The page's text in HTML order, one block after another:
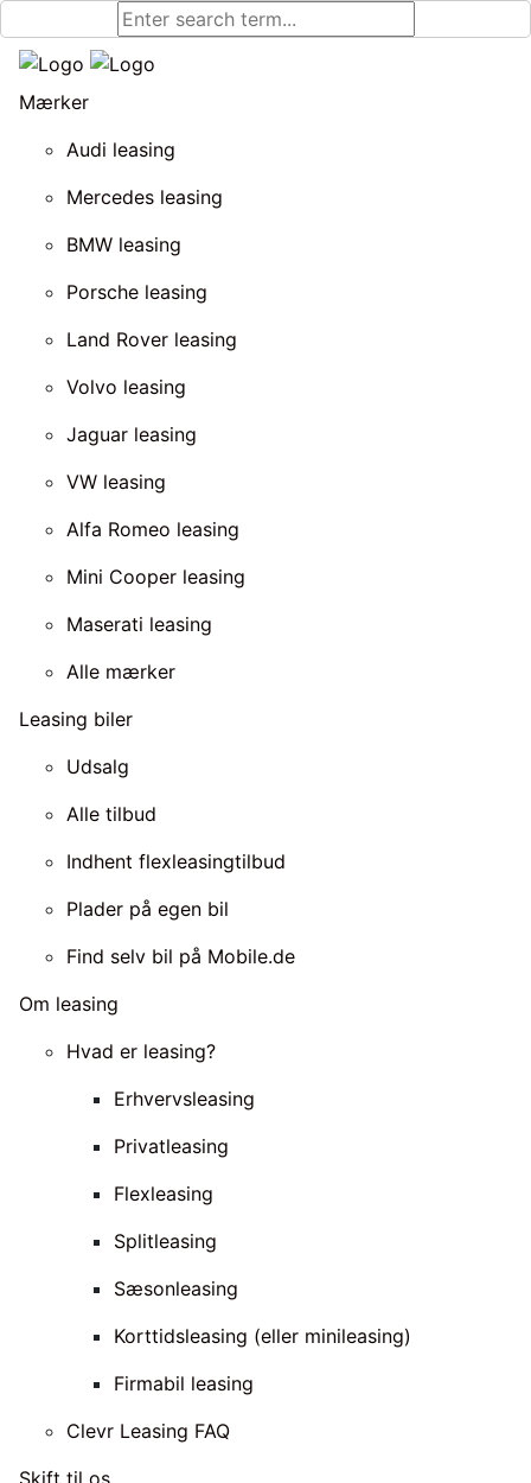
Mærker
Audi leasing
Mercedes leasing
BMW leasing
Porsche leasing
Land Rover leasing
Volvo leasing
Jaguar leasing
VW leasing
Alfa Romeo leasing
Mini Cooper leasing
Maserati leasing
Alle mærker
Leasing biler
Udsalg
Alle tilbud
Indhent flexleasingtilbud
Plader på egen bil
Find selv bil på Mobile.de
Om leasing
Hvad er leasing?
Erhvervsleasing
Privatleasing
Flexleasing
Splitleasing
Sæsonleasing
Korttidsleasing (eller minileasing)
Firmabil leasing
Clevr Leasing FAQ
Skift til os